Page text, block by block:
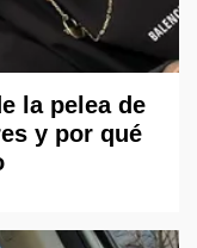
la pelea de
y por qué